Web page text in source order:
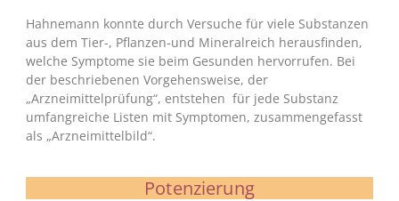
Hahnemann konnte durch Versuche für viele Substanzen
aus dem Tier-, Pflanzen-und Mineralreich herausfinden,
welche Symptome sie beim Gesunden hervorrufen. Bei
der beschriebenen Vorgehensweise, der
„Arzneimittelprüfung“, entstehen für jede Substanz
umfangreiche Listen mit Symptomen, zusammengefasst
als „Arzneimittelbild“.
Potenzierung